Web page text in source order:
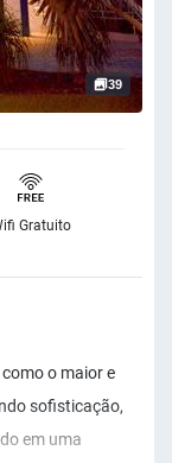
39
Gratuito
o maior e
sofisticação,
em uma